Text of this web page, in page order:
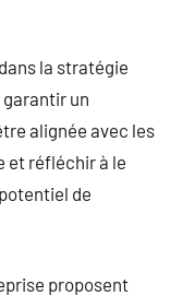
la stratégie
garantir un
alignée avec les
et réfléchir à le
de
proposent